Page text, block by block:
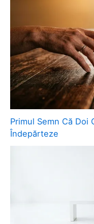
Primul Semn Că Doi
Îndepărteze